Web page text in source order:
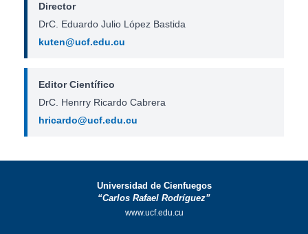
Director
DrC. Eduardo Julio López Bastida
kuten@ucf.edu.cu
Editor Científico
DrC. Henrry Ricardo Cabrera
hricardo@ucf.edu.cu
Universidad de Cienfuegos
“Carlos Rafael Rodríguez”
www.ucf.edu.cu